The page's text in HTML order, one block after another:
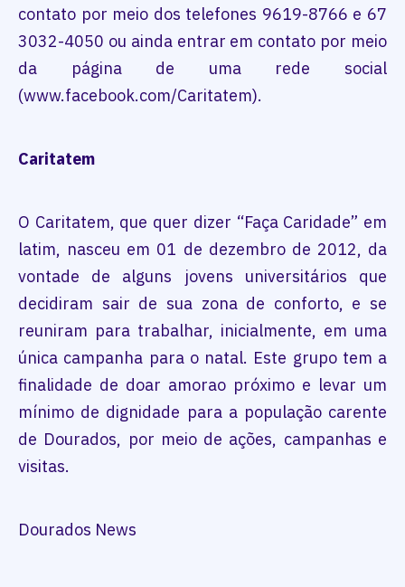
contato por meio dos telefones 9619-8766 e 67
3032-4050 ou ainda entrar em contato por meio
da página de uma rede social
(www.facebook.com/Caritatem).
Caritatem
O Caritatem, que quer dizer “Faça Caridade” em
latim, nasceu em 01 de dezembro de 2012, da
vontade de alguns jovens universitários que
decidiram sair de sua zona de conforto, e se
reuniram para trabalhar, inicialmente, em uma
única campanha para o natal. Este grupo tem a
finalidade de doar amorao próximo e levar um
mínimo de dignidade para a população carente
de Dourados, por meio de ações, campanhas e
visitas.
Dourados News